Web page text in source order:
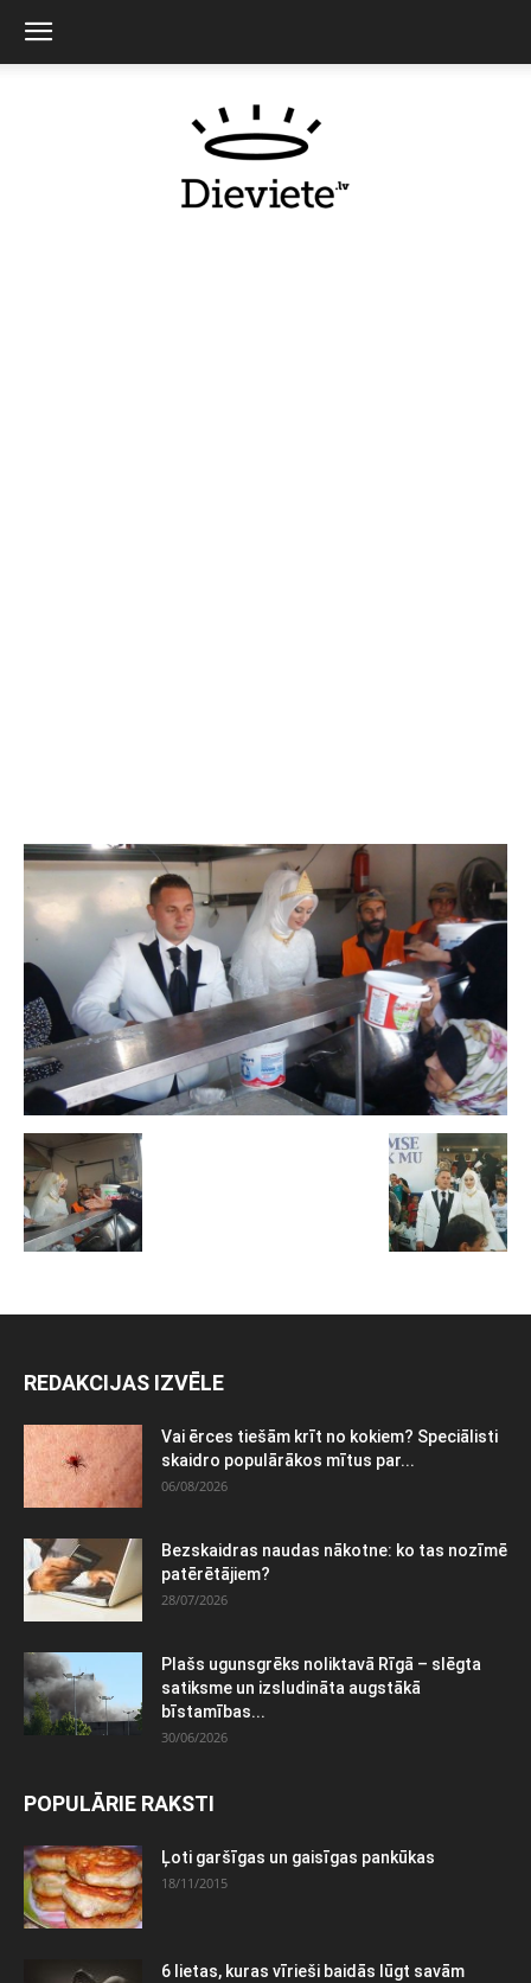
REDAKCIJAS IZVĒLE
Vai ērces tiešām krīt no kokiem? Speciālisti
skaidro populārākos mītus par...
06/08/2026
Bezskaidras naudas nākotne: ko tas nozīmē
patērētājiem?
28/07/2026
Plašs ugunsgrēks noliktavā Rīgā – slēgta
satiksme un izsludināta augstākā
bīstamības...
30/06/2026
POPULĀRIE RAKSTI
Ļoti garšīgas un gaisīgas pankūkas
18/11/2015
6 lietas, kuras vīrieši baidās lūgt savām